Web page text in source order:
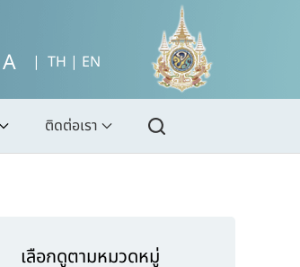
A | TH | EN
ติดต่อเรา
เลือกดูตามหมวดหมู่